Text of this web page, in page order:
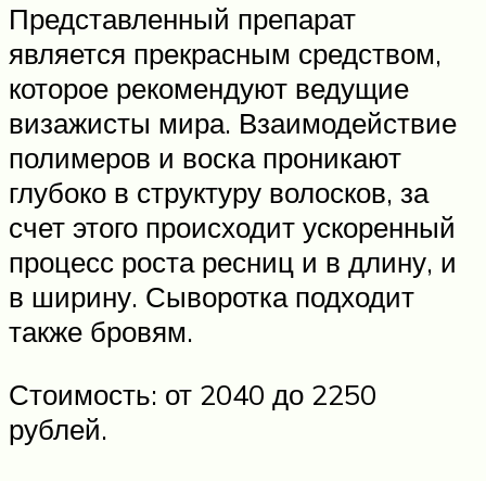
Представленный препарат
является прекрасным средством,
которое рекомендуют ведущие
визажисты мира. Взаимодействие
полимеров и воска проникают
глубоко в структуру волосков, за
счет этого происходит ускоренный
процесс роста ресниц и в длину, и
в ширину. Сыворотка подходит
также бровям.
Стоимость: от 2040 до 2250
рублей.